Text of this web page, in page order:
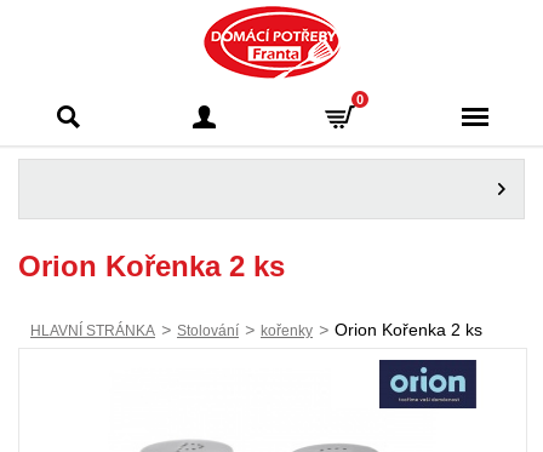
Franta - Příbram
0
Orion Kořenka 2 ks
HLAVNÍ STRÁNKA > Stolování > kořenky > Orion Kořenka 2 ks